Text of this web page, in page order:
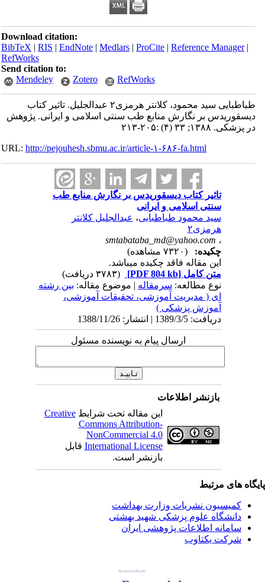
Download citation:
BibTeX|RIS|EndNote|Medlars|ProCite|Reference Manager
RefWorks
Send citation to:
Mendeley
Zotero RefWorks
طباطبایی سید محمود، کلانتر هرمزی۲ عبدالجلیل. تاثیر کتاب
دیسقوریدس بر نگارش منابع طب سنتی اسلامی و ایرانی. پژوهش
در پزشکی. ۱۳۸۸; ۳۳ (۴) :۲۰۵-۲۱۳
URL:http://pejouhesh.sbmu.ac.ir/article-۱-۶۸۶-fa.html
تاثیر کتاب دیسقوریدس بر نگارش منابع طب
سنتی اسلامی و ایرانی
سید محمود طباطبایی،عبدالجلیل کلانتر
هرمزی۲
smtabataba_md@yahoo.com
چکیده:
این مقاله فاقد چکیده می​باشد.
متن کامل[PDF 804 kb]
نوع مطالعه:سرمقاله| موضوع مقاله:بین رشته
ای ( مدیریت آموزشی، تحقیقات آموزشی،
آموزش پزشکی )
دریافت: 1389/3/5 | انتشار: 1388/11/26
ارسال پیام به نویسنده مسئول
بازنشر اطلاعات
این مقاله تحت شرایطCreative
Commons Attribution-
NonCommercial 4.0
International Licenseقابل
بازنشر است.
های مرتبط
کمیسیون نشریات وزارت بهداشت
دانشگاه علوم پزشکی شهید بهشتی
سامانه اطلاعات پژوهشی ایران
شرکت یکتاوب